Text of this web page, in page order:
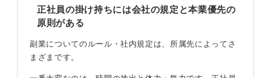
正社員の掛け持ちには会社の規定と本業優先の
原則がある
副業についてのルール・社内規定は、所属先によってさ
まざまです。